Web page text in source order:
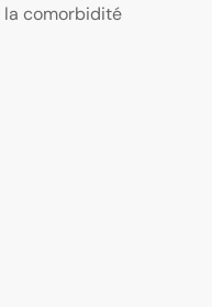
la comorbidité